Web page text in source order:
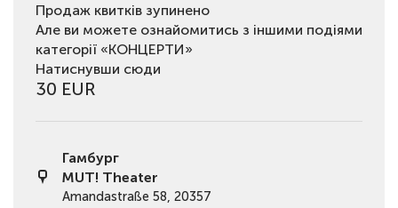
Продаж квитків зупинено
Але ви можете ознайомитись з іншими подіями
категорії «КОНЦЕРТИ»
Натиснувши сюди
30 EUR
Гамбург
MUT! Theater
Amandastraße 58, 20357